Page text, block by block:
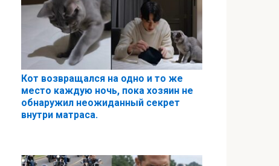
Кот возвращался на одно и то же
место каждую ночь, пока хозяин не
обнаружил неожиданный секрет
внутри матраса.